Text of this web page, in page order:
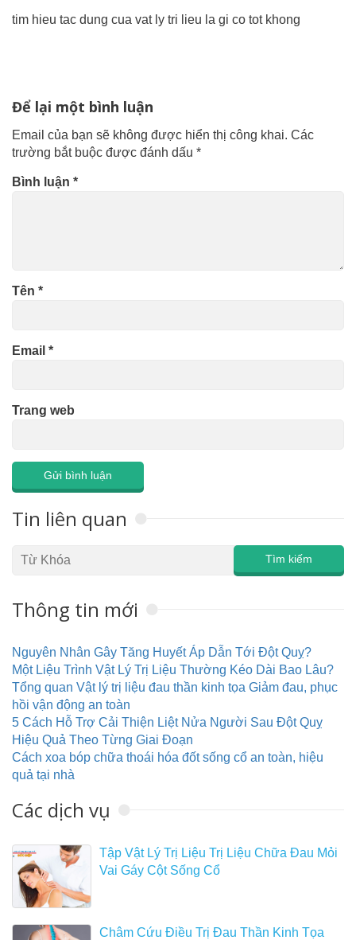
tim hieu tac dung cua vat ly tri lieu la gi co tot khong
Để lại một bình luận
Email của bạn sẽ không được hiển thị công khai. Các
trường bắt buộc được đánh dấu *
Bình luận *
Tên *
Email *
Trang web
Tin liên quan
Thông tin mới
Nguyên Nhân Gây Tăng Huyết Áp Dẫn Tới Đột Quỵ?
Một Liệu Trình Vật Lý Trị Liệu Thường Kéo Dài Bao Lâu?
Tổng quan Vật lý trị liệu đau thần kinh tọa Giảm đau, phục
hồi vận động an toàn
5 Cách Hỗ Trợ Cải Thiện Liệt Nửa Người Sau Đột Quỵ
Hiệu Quả Theo Từng Giai Đoạn
Cách xoa bóp chữa thoái hóa đốt sống cổ an toàn, hiệu
quả tại nhà
Các dịch vụ
Tập Vật Lý Trị Liệu Trị Liệu Chữa Đau Mỏi
Vai Gáy Cột Sống Cổ
Châm Cứu Điều Trị Đau Thần Kinh Tọa